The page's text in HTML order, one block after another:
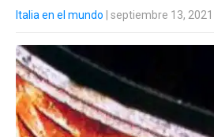
Italia en el mundo | septiembre 13, 2021